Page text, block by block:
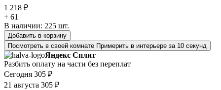
1 218 ₽
+ 61
В наличии: 225 шт.
Добавить в корзину
Посмотреть в своей комнате Примерить в интерьере за 10 секунд
Яндекс Сплит
Разбить оплату на части без переплат
Сегодня 305 ₽
21 августа 305 ₽